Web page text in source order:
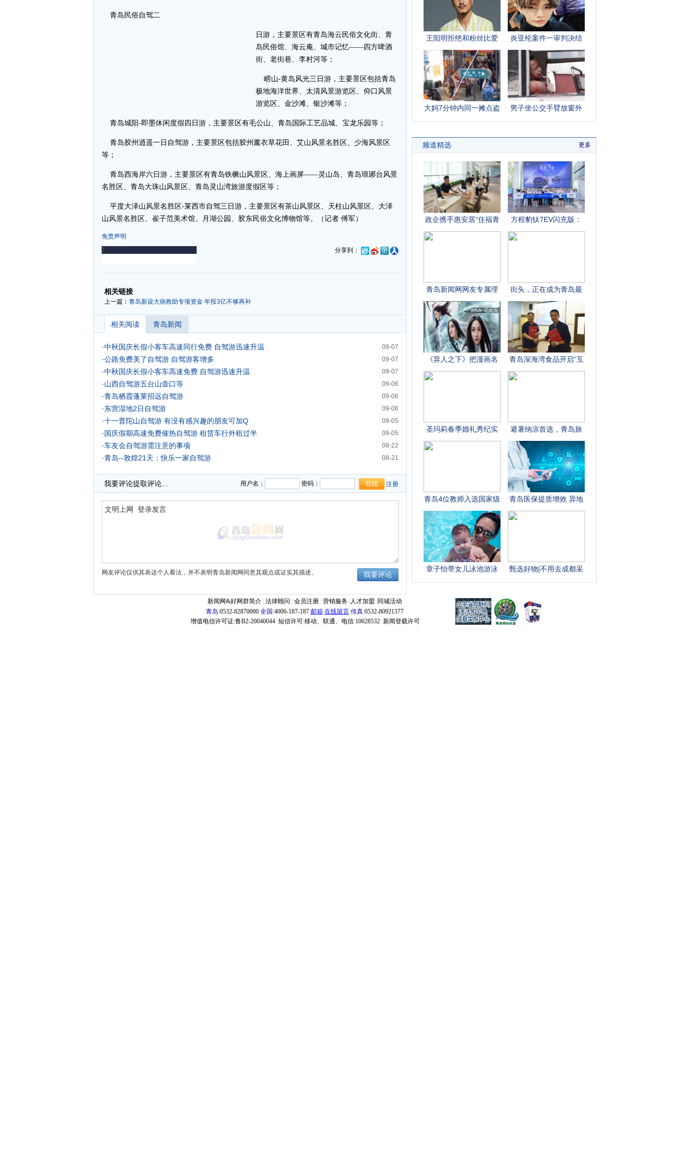
青岛民俗自驾二
日游，主要景区有青岛海云民俗文化街、青
岛民俗馆、海云庵、城市记忆——四方啤酒
街、老街巷、李村河等；
崂山-黄岛风光三日游，主要景区包括青岛
极地海洋世界、太清风景游览区、仰口风景
游览区、金沙滩、银沙滩等；
青岛城阳-即墨休闲度假四日游，主要景区有毛公山、青岛国际工艺品城、宝龙乐园等；
青岛胶州逍遥一日自驾游，主要景区包括胶州薰衣草花田、艾山风景名胜区、少海风景区
等；
青岛西海岸六日游，主要景区有青岛铁橛山风景区、海上画屏——灵山岛、青岛琅琊台风景
名胜区、青岛大珠山风景区、青岛灵山湾旅游度假区等；
平度大泽山风景名胜区-莱西市自驾三日游，主要景区有茶山风景区、天柱山风景区、大泽
山风景名胜区、崔子范美术馆、月湖公园、胶东民俗文化博物馆等。（记者 傅军）
免责声明
分享到：
-
相关链接
上一篇： 青岛新设大病救助专项资金 年投3亿不够再补
相关阅读 青岛新闻
09-07
·中秋国庆长假小客车高速同行免费 自驾游迅速升温
09-07
·公路免费美了自驾游 自驾游客增多
09-07
·中秋国庆长假小客车高速免费 自驾游迅速升温
09-06
·山西自驾游五台山壶口等
09-06
·青岛栖霞蓬莱招远自驾游
09-06
·东营湿地2日自驾游
09-05
·十一普陀山自驾游 有没有感兴趣的朋友可加Q
09-05
·国庆假期高速免费催热自驾游 租赁车行外租过半
08-22
·车友会自驾游需注意的事项
08-21
·青岛--敦煌21天：快乐一家自驾游
我要评论提取评论... 用户名： 密码： 注册
网友评论仅供其表达个人看法，并不表明青岛新闻网同意其观点或证实其描述。